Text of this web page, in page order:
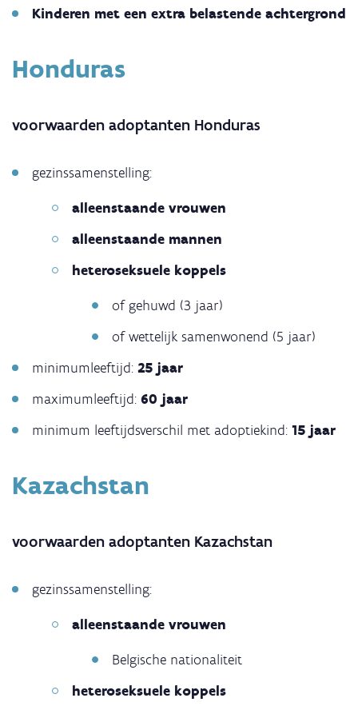
Kinderen met een extra belastende achtergrond
Honduras
voorwaarden adoptanten Honduras
gezinssamenstelling:
alleenstaande vrouwen
alleenstaande mannen
heteroseksuele koppels
of gehuwd (3 jaar)
of wettelijk samenwonend (5 jaar)
minimumleeftijd: 25 jaar
maximumleeftijd: 60 jaar
minimum leeftijdsverschil met adoptiekind: 15 jaar
Kazachstan
voorwaarden adoptanten Kazachstan
gezinssamenstelling:
alleenstaande vrouwen
Belgische nationaliteit
heteroseksuele koppels